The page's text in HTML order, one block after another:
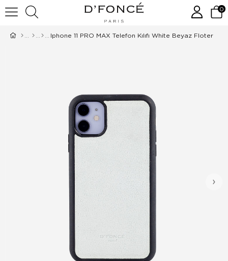
0
Iphone 11 PRO MAX Telefon Kılıfı White Beyaz Floter
›